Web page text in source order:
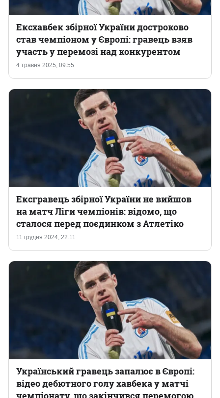
4 травня 2025, 09:55
Ексхавбек збірної України достроково
став чемпіоном у Європі: гравець взяв
участь у перемозі над конкурентом
11 грудня 2024, 22:11
Ексгравець збірної України не вийшов
на матч Ліги чемпіонів: відомо, що
сталося перед поєдинком з Атлетіко
Український гравець запалює в Європі:
відео дебютного голу хавбека у матчі
чемпіонату, що закінчився перемогою